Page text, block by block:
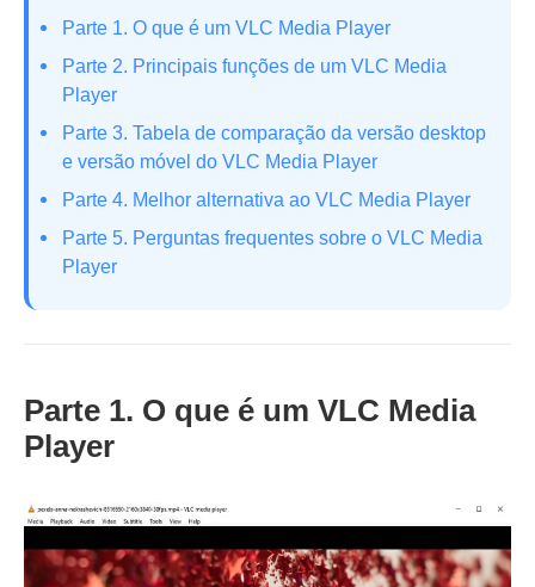
Parte 1. O que é um VLC Media Player
Parte 2. Principais funções de um VLC Media
Player
Parte 3. Tabela de comparação da versão desktop
e versão móvel do VLC Media Player
Parte 4. Melhor alternativa ao VLC Media Player
Parte 5. Perguntas frequentes sobre o VLC Media
Player
Parte 1. O que é um VLC Media
Player